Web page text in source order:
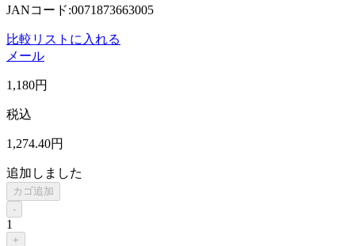
JANコード:0071873663005
比較リストに入れる
メール
1,180円
税込
1,274.40円
追加しました
カゴ追加
-
1
+